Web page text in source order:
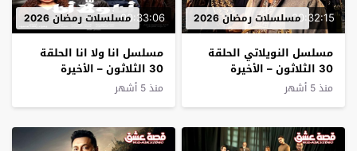
00:32:15مسلسلات رمضان 2026
مسلسل النويلاتي الحلقة
30 الثلاثون – الأخيرة
منذ 5 أشهر
00:33:06مسلسلات رمضان 2026
مسلسل انا ولا انا الحلقة
30 الثلاثون – الأخيرة
منذ 5 أشهر